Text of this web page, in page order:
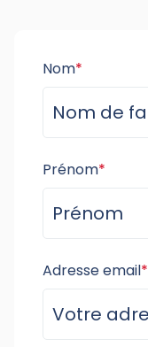
Nom*
Prénom*
Adresse email*